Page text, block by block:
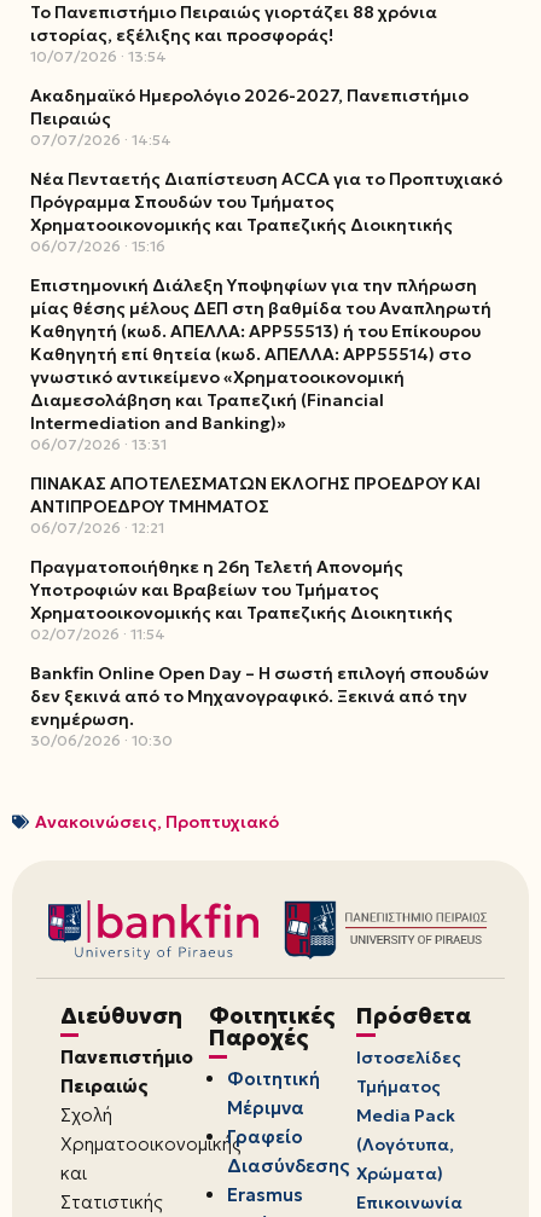
Το Πανεπιστήμιο Πειραιώς γιορτάζει 88 χρόνια
ιστορίας, εξέλιξης και προσφοράς!
10/07/2026 13:54
Ακαδημαϊκό Ημερολόγιο 2026-2027, Πανεπιστήμιο
Πειραιώς
07/07/2026 14:54
Νέα Πενταετής Διαπίστευση ACCA για το Προπτυχιακό
Πρόγραμμα Σπουδών του Τμήματος
Χρηματοοικονομικής και Τραπεζικής Διοικητικής
06/07/2026 15:16
Επιστημονική Διάλεξη Υποψηφίων για την πλήρωση
μίας θέσης μέλους ΔΕΠ στη βαθμίδα του Αναπληρωτή
Καθηγητή (κωδ. ΑΠΕΛΛΑ: ΑΡΡ55513) ή του Επίκουρου
Καθηγητή επί θητεία (κωδ. ΑΠΕΛΛΑ: ΑΡΡ55514) στο
γνωστικό αντικείμενο «Χρηματοοικονομική
Διαμεσολάβηση και Τραπεζική (Financial
Intermediation and Banking)»
06/07/2026 13:31
ΠΙΝΑΚΑΣ ΑΠΟΤΕΛΕΣΜΑΤΩΝ ΕΚΛΟΓΗΣ ΠΡΟΕΔΡΟΥ ΚΑΙ
ΑΝΤΙΠΡΟΕΔΡΟΥ ΤΜΗΜΑΤΟΣ
06/07/2026 12:21
Πραγματοποιήθηκε η 26η Τελετή Απονομής
Υποτροφιών και Βραβείων του Τμήματος
Χρηματοοικονομικής και Τραπεζικής Διοικητικής
02/07/2026 11:54
Bankfin Online Open Day – Η σωστή επιλογή σπουδών
δεν ξεκινά από το Μηχανογραφικό. Ξεκινά από την
ενημέρωση.
30/06/2026 10:30
Ανακοινώσεις, Προπτυχιακό
Διεύθυνση
Πανεπιστήμιο
Πειραιώς
Σχολή
Χρηματοοικονομικής
και
Στατιστικής
Φοιτητικές
Παροχές
Φοιτητική
Μέριμνα
Γραφείο
Διασύνδεσης
Erasmus
Πρόσθετα
Ιστοσελίδες
Τμήματος
Media Pack
(Λογότυπα,
Χρώματα)
Επικοινωνία